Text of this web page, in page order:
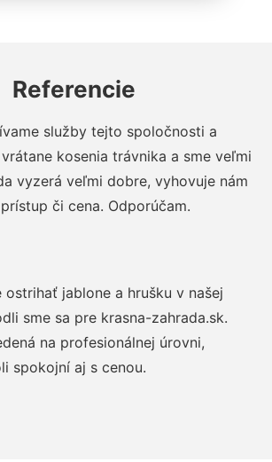
Referencie
služby tejto spoločnosti a
kosenia trávnika a sme veľmi
vyzerá veľmi dobre, vyhovuje nám
či cena. Odporúčam.
ostrihať jablone a hrušku v našej
sme sa pre krasna-zahrada.sk.
na profesionálnej úrovni,
spokojní aj s cenou.